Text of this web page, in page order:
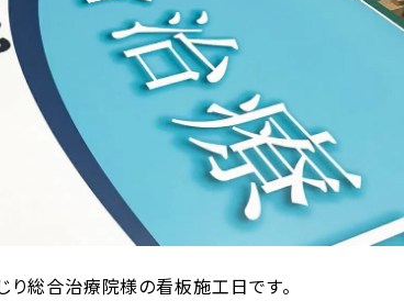
り総合治療院様の看板施工日です。